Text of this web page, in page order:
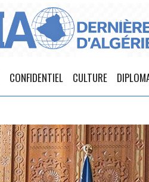
CONFIDENTIEL CULTURE